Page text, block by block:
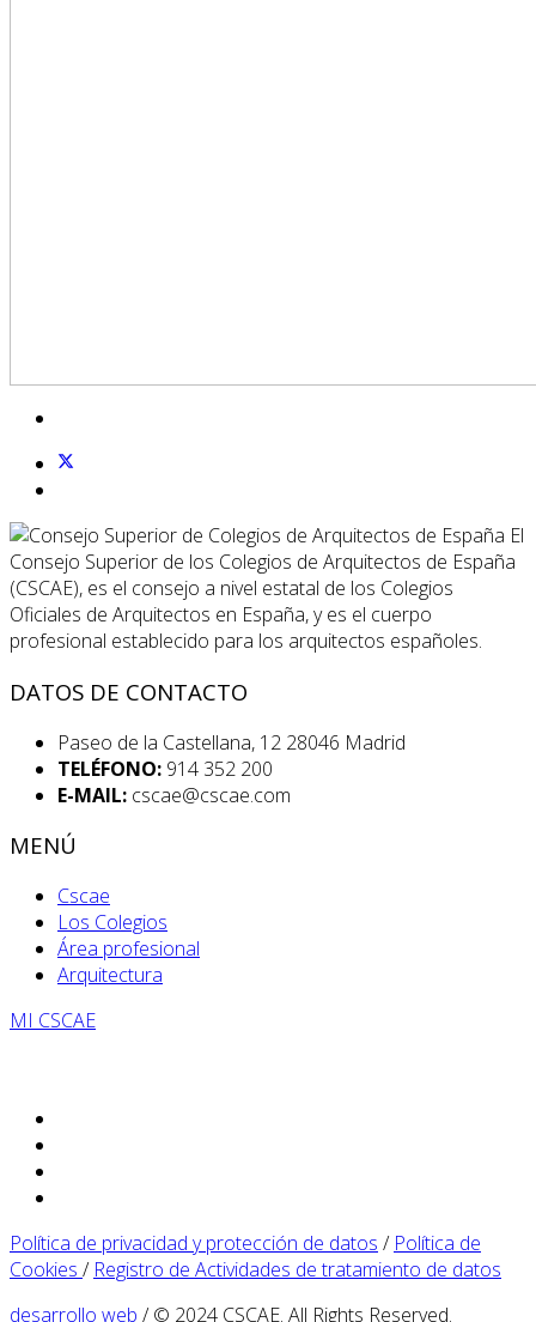
El
Consejo Superior de los Colegios de Arquitectos de España
(CSCAE), es el consejo a nivel estatal de los Colegios
Oficiales de Arquitectos en España, y es el cuerpo
profesional establecido para los arquitectos españoles.
DATOS DE CONTACTO
Paseo de la Castellana, 12 28046 Madrid
TELÉFONO: 914 352 200
E-MAIL: cscae@cscae.com
MENÚ
Cscae
Los Colegios
Área profesional
Arquitectura
MI CSCAE
Política de privacidad y protección de datos / Política de
Cookies / Registro de Actividades de tratamiento de datos
desarrollo web / © 2024 CSCAE. All Rights Reserved.